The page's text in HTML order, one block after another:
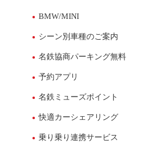
BMW/MINI
シーン別車種のご案内
名鉄協商パーキング無料
予約アプリ
名鉄ミューズポイント
快適カーシェアリング
乗り乗り連携サービス